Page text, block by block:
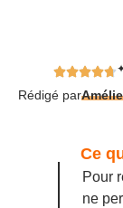
Rédigé par
Ce
Pour
ne